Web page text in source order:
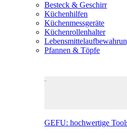
Besteck & Geschirr
Küchenhilfen
Küchenmessgeräte
Küchenrollenhalter
Pfannen & Töpfe
GEFU: hochwertige